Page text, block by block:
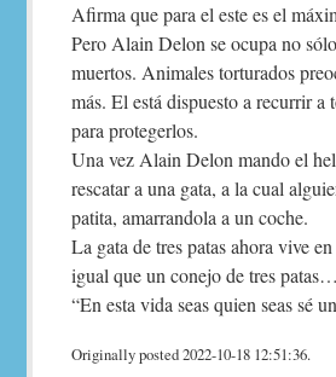
Afirma que para el este es el
Pero Alain Delon se ocupa no
muertos. Animales torturados
más. El está dispuesto a recurrir a
para protegerlos.
Una vez Alain Delon mando el
rescatar a una gata, a la cual
patita, amarrandola a un coche.
La gata de tres patas ahora vive
igual que un conejo de tres patas…
“En esta vida seas quien seas sé
Originally posted 2022-10-18 12:51:36.